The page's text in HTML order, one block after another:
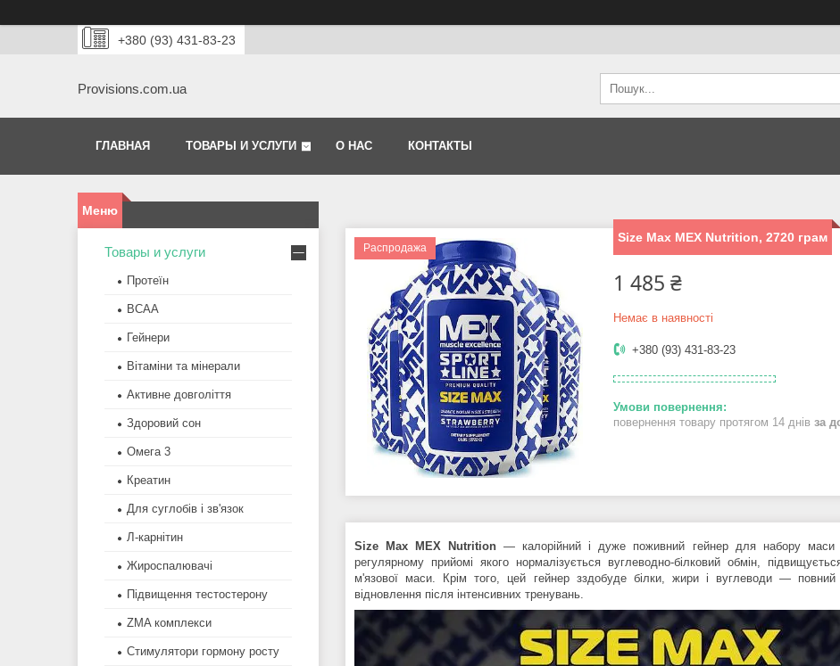
+380 (93) 431-83-23
Provisions.com.ua
ГЛАВНАЯ ТОВАРЫ И УСЛУГИ О НАС КОНТАКТЫ
Распродажа
Size Max MEX Nutrition, 2720 грам
1 485 ₴
Немає в наявності
+380 (93) 431-83-23
повернення товару протягом 14 днів за
Size Max MEX Nutrition— калорійний і дуже поживний гейнер для набору маси
регулярному прийомі якого нормалізується вуглеводно-білковий обмін,
м'язової маси. Крім того, цей гейнер зздобуде білки, жири і вуглеводи — повний
відновлення після інтенсивних тренувань.
Товары и услуги
Протеїн
BCAA
Гейнери
Вітаміни та мінерали
Активне довголіття
Здоровий сон
Омега 3
Креатин
Для суглобів і зв'язок
Л-карнітин
Жироспалювачі
Підвищення тестостерону
ZMA комплекси
Стимулятори гормону росту